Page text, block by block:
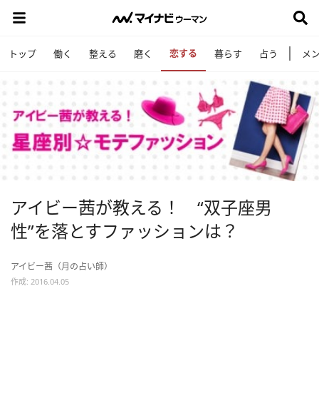
トップ 働く 整える 磨く 恋する 暮らす 占う メ
アイビー茜が教える！ “双子座男
性”を落とすファッションは？
アイビー茜（月の占い師）
作成: 2016.04.05